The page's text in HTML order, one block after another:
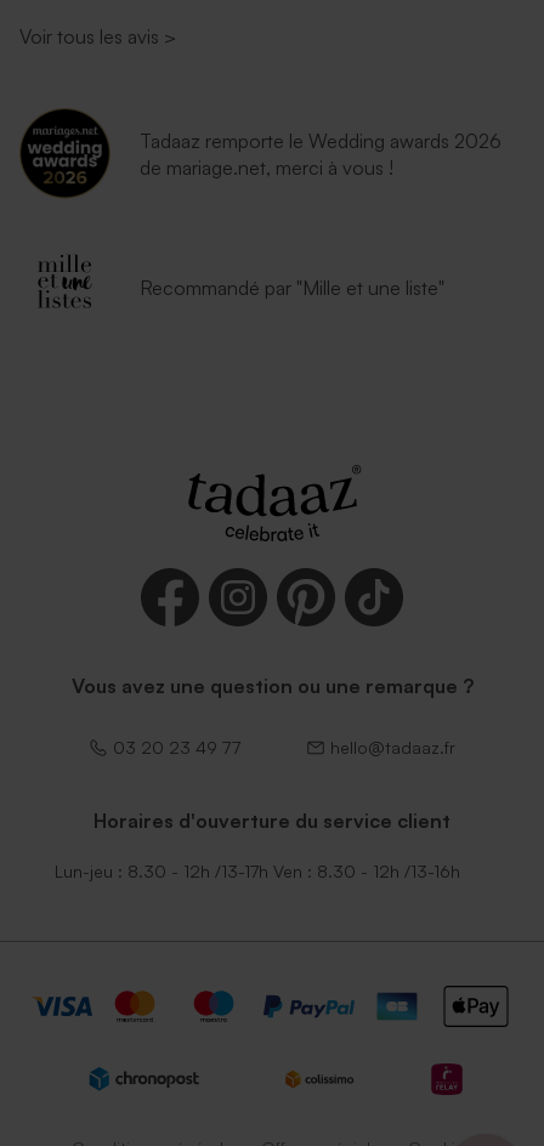
Voir tous les avis >
Tadaaz remporte le Wedding awards 2026
de mariage.net, merci à vous !
Recommandé par "Mille et une liste"
Vous avez une question ou une remarque ?
03 20 23 49 77 hello@tadaaz.fr
Horaires d'ouverture du service client
Lun-jeu : 8.30 - 12h /13-17h Ven : 8.30 - 12h /13-16h